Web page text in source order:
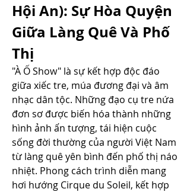
Hội An): Sự Hòa Quyện
Giữa Làng Quê Và Phố
Thị
"À Ố Show" là sự kết hợp độc đáo
giữa xiếc tre, múa đương đại và âm
nhạc dân tộc. Những đạo cụ tre nứa
đơn sơ được biến hóa thành những
hình ảnh ấn tượng, tái hiện cuộc
sống đời thường của người Việt Nam
từ làng quê yên bình đến phố thị náo
nhiệt. Phong cách trình diễn mang
hơi hướng Cirque du Soleil, kết hợp